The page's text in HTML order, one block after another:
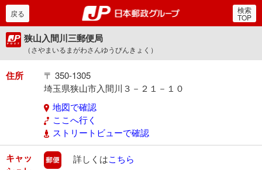
郵便局・日本郵政グルー
戻る 検索
TOP
狭山入間川三郵便局
（さやまいるまがわさんゆうびんきょく）
住所
〒 350-1305
埼玉県狭山市入間川３－２１－１０
地図で確認
ここへ行く
ストリートビューで確認
キャッ
郵便
詳しくはこちら